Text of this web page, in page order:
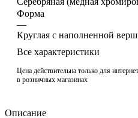
Форма
—
Круглая с наполненной
Все характеристики
Цена действительна только для
в розничных магазинах
Описание